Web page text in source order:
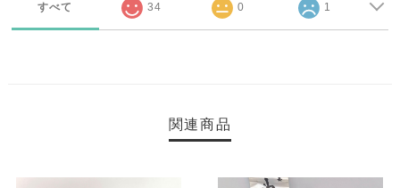
すべて 34 0 1
関連商品